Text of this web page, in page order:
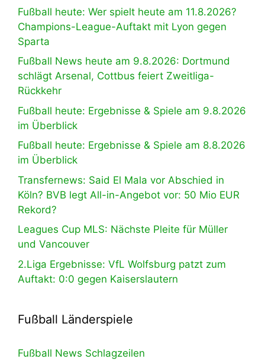
Fußball heute: Wer spielt heute am 11.8.2026?
Champions-League-Auftakt mit Lyon gegen
Sparta
Fußball News heute am 9.8.2026: Dortmund
schlägt Arsenal, Cottbus feiert Zweitliga-
Rückkehr
Fußball heute: Ergebnisse & Spiele am 9.8.2026
im Überblick
Fußball heute: Ergebnisse & Spiele am 8.8.2026
im Überblick
Transfernews: Said El Mala vor Abschied in
Köln? BVB legt All-in-Angebot vor: 50 Mio EUR
Rekord?
Leagues Cup MLS: Nächste Pleite für Müller
und Vancouver
2.Liga Ergebnisse: VfL Wolfsburg patzt zum
Auftakt: 0:0 gegen Kaiserslautern
Fußball Länderspiele
Fußball News Schlagzeilen